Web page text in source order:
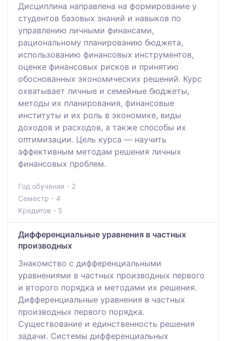
Дисциплина направлена на формирование у
студентов базовых знаний и навыков по
управлению личными финансами,
рациональному планированию бюджета,
использованию финансовых инструментов,
оценке финансовых рисков и принятию
обоснованных экономических решений. Курс
охватывает личные и семейные бюджеты,
методы их планирования, финансовые
институты и их роль в экономике, виды
доходов и расходов, а также способы их
оптимизации. Цель курса — научить
эффективным методам решения личных
финансовых проблем.
Год обучения - 2
Семестр - 4
Кредитов - 5
Дифференциальные уравнения в частных
производных
Знакомство с дифференциальными
уравнениями в частных производных первого
и второго порядка и методами их решения.
Дифференциальные уравнения в частных
производных первого порядка.
Существование и единственность решения
задачи. Системы дифференциальных